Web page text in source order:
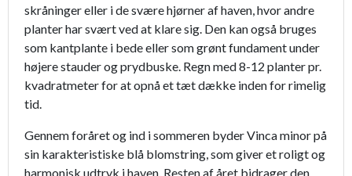
skråninger eller i de svære hjørner af haven, hvor andre
planter har svært ved at klare sig. Den kan også bruges
som kantplante i bede eller som grønt fundament under
højere stauder og prydbuske. Regn med 8-12 planter pr.
kvadratmeter for at opnå et tæt dække inden for rimelig
tid.
Gennem foråret og ind i sommeren byder Vinca minor på
sin karakteristiske blå blomstring, som giver et roligt og
harmonisk udtryk i haven. Resten af året bidrager den